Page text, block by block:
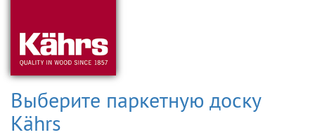
Выберите паркетную доску
Kährs